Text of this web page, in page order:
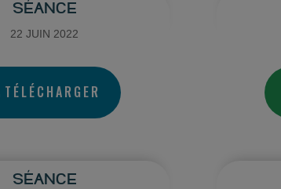
SÉANCE
22 JUIN 2022
TÉLÉCHARGER
SÉANCE